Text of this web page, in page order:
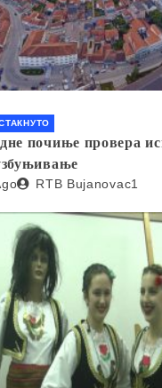
почиње провера
RTB Bujanovac1